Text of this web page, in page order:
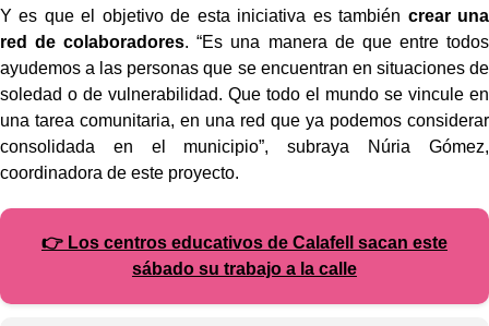
Y es que el objetivo de esta iniciativa es también crear una
red de colaboradores. “Es una manera de que entre todos
ayudemos a las personas que se encuentran en situaciones de
soledad o de vulnerabilidad. Que todo el mundo se vincule en
una tarea comunitaria, en una red que ya podemos considerar
consolidada en el municipio”, subraya Núria Gómez,
coordinadora de este proyecto.
👉 Los centros educativos de Calafell sacan este
sábado su trabajo a la calle